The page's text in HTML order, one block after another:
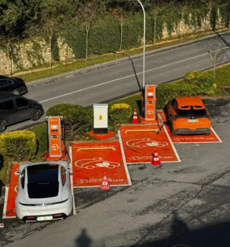
Program kapsamında sağlanan toplam 3 bin 786 tonluk
emisyon azaltımının yaklaşık 2 bin 700 tonu sertifikalı
yenilenebilir enerji tedarikinden, yaklaşık bin 86 tonu ise
tesis içi verimlilik ve elektrifikasyon uygulamalarından
elde edildi. Bu tesis içi azaltımın yaklaşık 550 tonu,
kapasitesi artırılan güneş enerjisi sisteminden sağlandı.
Tesiste bulunan 3 bin 410 fotovoltaik modül yılda
yaklaşık bin 500 megavat-saat elektrik üretiyor. Bu
miktar, yaklaşık 400 hanenin yıllık elektrik tüketimine
karşılık geliyor.[ii]
Tesisin kendi ürettiği elektrik, toplam enerji ihtiyacının
yaklaşık üçte birini karşılayarak enerji fiyatlarındaki
dalgalanmalara karşı koruma sağlıyor ve uzun vadeli
enerji güvenliğini destekliyor. Kurulan yeni trafo
istasyonu ise yenilenebilir enerjinin tesis altyapısına
istikrarlı biçimde entegre edilmesine imkân tanıyor.
Emisyon azaltımı; elektrikli üretim sistemleri, enerji
verimliliği uygulamaları ve dijital enerji yönetimi
çözümleriyle destekleniyor.